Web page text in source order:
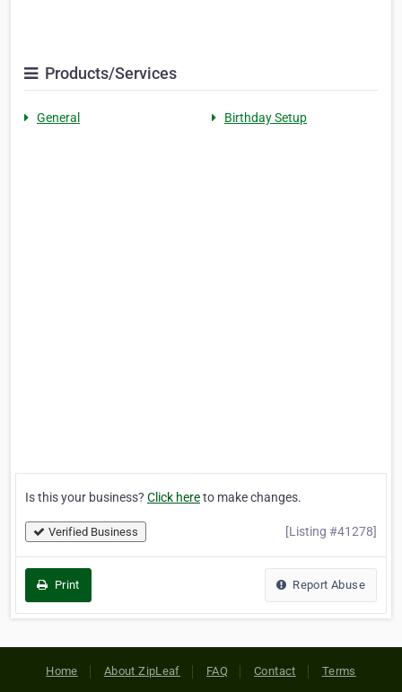
Products/Services
General Birthday Setup
Is this your business? Click hereto make changes.
Verified Business [Listing #41278]
Print Report Abuse
Home About ZipLeaf FAQ Contact Terms